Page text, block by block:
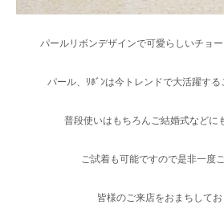
パールリボンデザインで可愛らしいチョ
パール、ﾘﾎﾞﾝは今トレンドで大活躍す
普段使いはもちろんご結婚式などに
ご試着も可能ですので是非一度
皆様のご来店をおまちして